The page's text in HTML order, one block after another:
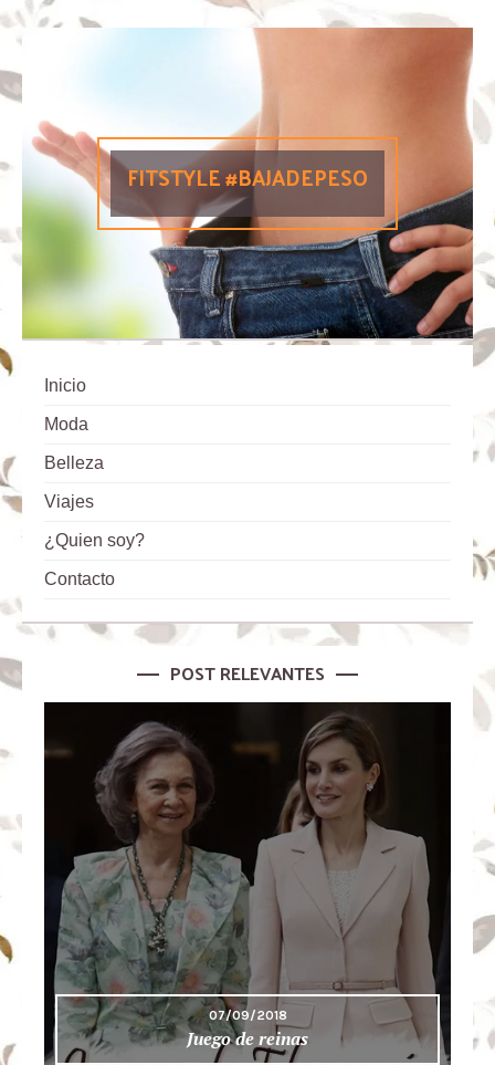
FITSTYLE #BAJADEPESO
Inicio
Moda
Belleza
Viajes
¿Quien soy?
Contacto
POST RELEVANTES
07/09/2018
Juego de reinas